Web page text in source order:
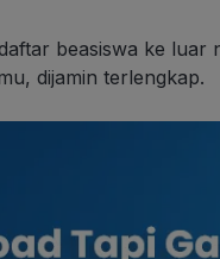
beasiswa ke luar
dijamin terlengkap.